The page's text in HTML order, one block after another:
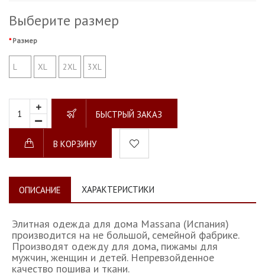
Выберите размер
Размер
L XL 2XL 3XL
БЫСТРЫЙ ЗАКАЗ
В КОРЗИНУ
ОПИСАНИЕ ХАРАКТЕРИСТИКИ
Элитная одежда для дома Massana (Испания)
производится на не большой, семейной фабрике.
Производят одежду для дома, пижамы для
мужчин, женщин и детей. Непревзойденное
качество пошива и ткани.